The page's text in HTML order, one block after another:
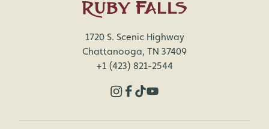
1720 S. Scenic Highway
Chattanooga, TN 37409
+1 (423) 821-2544